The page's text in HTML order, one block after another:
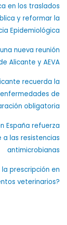
en los traslados
y reformar la
Epidemiológica
nueva reunión
Alicante y AEVA
recuerda la
de
obligatoria
España refuerza
las resistencias
antimicrobianas
prescripción en
veterinarios?